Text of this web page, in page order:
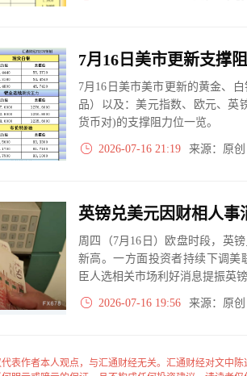
7月16日美市美市更新的黄金、
品）以及：美元指数、欧元、英
货币对)的支撑阻力位一览。
2026-07-16 21:19 来源：原
周四（7月16日）欧盘时段，英
新高。一方面投资者持续下调美
臣人选相关市场利好消息提振英
2026-07-16 19:56 来源：原
代表作者本人观点，与汇通财经无关。汇通财经对文中